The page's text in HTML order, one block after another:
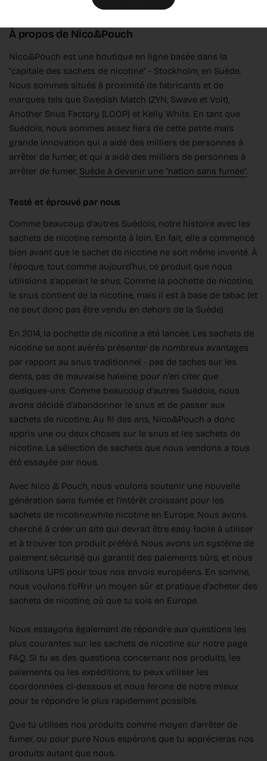
À propos de Nico&Pouch
Nico&Pouch est une boutique en ligne basée dans la
"capitale des sachets de nicotine" - Stockholm, en Suède.
Nous sommes situés à proximité de fabricants et de
marques tels que Swedish Match (ZYN, Swave et Volt),
Another Snus Factory (LOOP) et Kelly White. En tant que
Suédois, nous sommes assez fiers de cette petite mais
grande innovation qui a aidé des milliers de personnes à
arrêter de fumer, et qui a aidé des milliers de personnes à
arrêter de fumer. Suède à devenir une "nation sans fumée".
Testé et éprouvé par nous
Comme beaucoup d'autres Suédois, notre histoire avec les
sachets de nicotine remonte à loin. En fait, elle a commencé
bien avant que le sachet de nicotine ne soit même inventé. À
l'époque, tout comme aujourd'hui, ce produit que nous
utilisions s'appelait le snus. Comme la pochette de nicotine,
le snus contient de la nicotine, mais il est à base de tabac (et
ne peut donc pas être vendu en dehors de la Suède).
En 2014, la pochette de nicotine a été lancée. Les sachets de
nicotine se sont avérés présenter de nombreux avantages
par rapport au snus traditionnel - pas de taches sur les
dents, pas de mauvaise haleine, pour n'en citer que
quelques-uns. Comme beaucoup d'autres Suédois, nous
avons décidé d'abandonner le snus et de passer aux
sachets de nicotine. Au fil des ans, Nico&Pouch a donc
appris une ou deux choses sur le snus et les sachets de
nicotine. La sélection de sachets que nous vendons a tous
été essayée par nous.
Avec Nico & Pouch, nous voulons soutenir une nouvelle
génération sans fumée et l'intérêt croissant pour les
sachets de nicotine.white nicotine en Europe. Nous avons
cherché à créer un site qui devrait être easy facile à utiliser
et à trouver ton produit préféré. Nous avons un système de
paiement sécurisé qui garantit des paiements sûrs, et nous
utilisons UPS pour tous nos envois européens. En somme,
nous voulons t'offrir un moyen sûr et pratique d'acheter des
sachets de nicotine, où que tu sois en Europe.
Nous essayons également de répondre aux questions les
plus courantes sur les sachets de nicotine sur notre page
FAQ. Si tu as des questions concernant nos produits, les
paiements ou les expéditions, tu peux utiliser les
coordonnées ci-dessous et nous ferons de notre mieux
pour te répondre le plus rapidement possible.
Que tu utilises nos produits comme moyen d'arrêter de
fumer, ou pour pure Nous espérons que tu apprécieras nos
produits autant que nous.